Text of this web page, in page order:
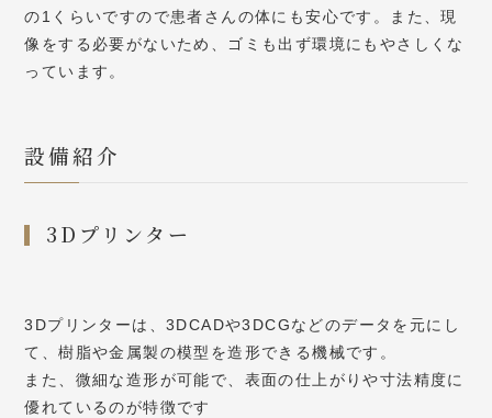
の1くらいですので患者さんの体にも安心です。また、現
像をする必要がないため、ゴミも出ず環境にもやさしくな
っています。
設備紹介
3Dプリンター
3Dプリンターは、3DCADや3DCGなどのデータを元にし
て、樹脂や金属製の模型を造形できる機械です。
また、微細な造形が可能で、表面の仕上がりや寸法精度に
優れているのが特徴です